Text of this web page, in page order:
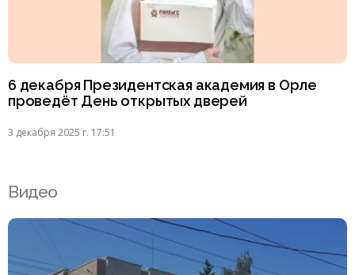
6 декабря Президентская академия в Орле
проведёт День открытых дверей
3 декабря 2025 г. 17:51
Видео